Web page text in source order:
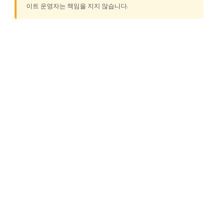
이트 운영자는 책임을 지지 않습니다.